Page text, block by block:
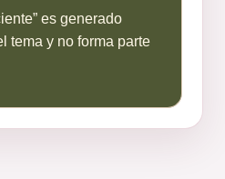
es generado
tema y no forma parte